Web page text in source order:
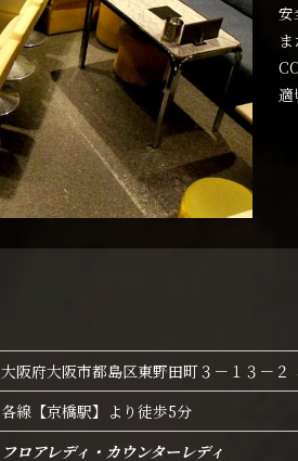
安
適
大阪府大阪市都島区東野田町３－１３－２
各線【京橋駅】より徒歩5分
フロアレディ・カウンターレディ